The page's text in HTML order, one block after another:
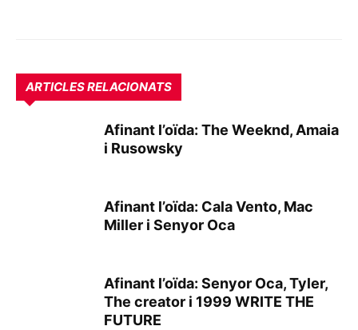
ARTICLES RELACIONATS
Afinant l’oïda: The Weeknd, Amaia
i Rusowsky
Afinant l’oïda: Cala Vento, Mac
Miller i Senyor Oca
Afinant l’oïda: Senyor Oca, Tyler,
The creator i 1999 WRITE THE
FUTURE